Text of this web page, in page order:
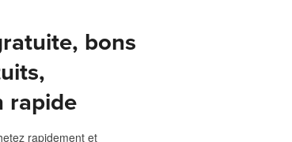
bons
rapide
rapidement et